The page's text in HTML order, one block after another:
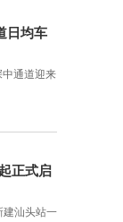
日均车
通道迎来
正式启
建汕头站一